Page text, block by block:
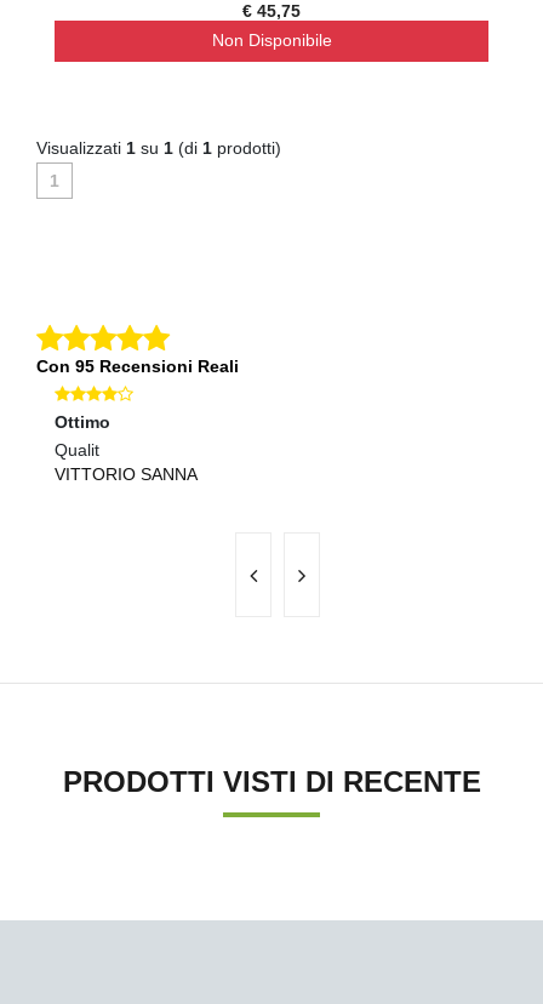
€ 45,75
Non Disponibile
Visualizzati 1 su 1 (di 1 prodotti)
1
Con 95 Recensioni Reali
Ottimo
Qualit
VITTORIO SANNA
PRODOTTI VISTI DI RECENTE